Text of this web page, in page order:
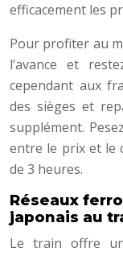
efficacement les
Pour profiter au
l’avance et
cependant aux
des sièges et
supplément.
entre le prix et le
de 3 heures.
Réseaux
japonais au
Le train offre